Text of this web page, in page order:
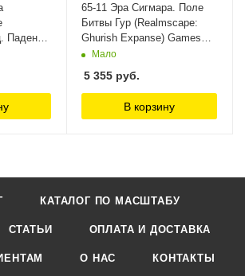
Падение
Fall of
65-11 Эра Сигмара. Поле
Битвы Гур (Realmscape:
Ghurish Expanse) Games
Workshop
Мало
5 355 руб.
В корзину
КАТАЛОГ ПО МАСШТАБУ
СТАТЬИ ОПЛАТА И ДОСТАВКА
О НАС КОНТАКТЫ